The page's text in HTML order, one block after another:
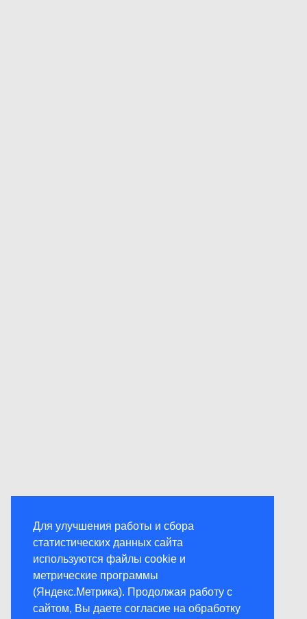
Для улучшения работы и сбора
статистических данных сайта
используются файлы cookie и
метрические программы
(Яндекс.Метрика). Продолжая работу с
сайтом, Вы даете согласие на обработку